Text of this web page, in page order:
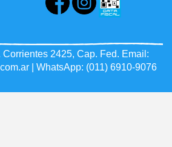
Corrientes 2425, Cap. Fed. Email:
| WhatsApp: (011) 6910-9076